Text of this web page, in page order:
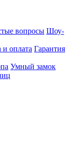
вопросы Шоу-
и оплата Гарантия
Умный замок